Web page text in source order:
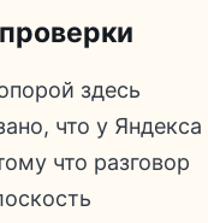
здесь
что у Яндекса
что разговор